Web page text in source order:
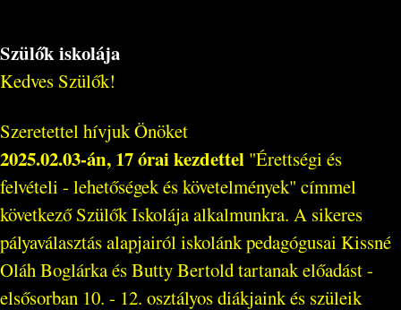
Szülők iskolája
Kedves Szülők!
Szeretettel hívjuk Önöket
2025.02.03-án, 17 órai kezdettel "Érettségi és
felvételi - lehetőségek és követelmények" címmel
következő Szülők Iskolája alkalmunkra. A sikeres
pályaválasztás alapjairól iskolánk pedagógusai Kissné
Oláh Boglárka és Butty Bertold tartanak előadást -
elsősorban 10. - 12. osztályos diákjaink és szüleik